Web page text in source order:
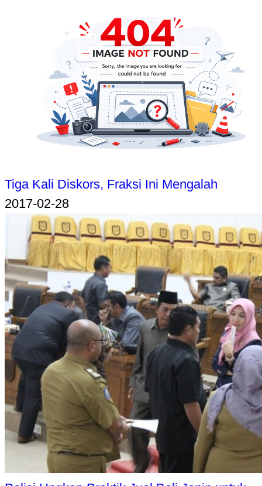
Tiga Kali Diskors, Fraksi Ini Mengalah
2017-02-28